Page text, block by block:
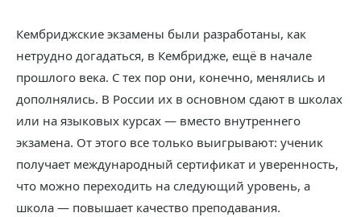
Кембриджские экзамены были разработаны, как
нетрудно догадаться, в Кембридже, ещё в начале
прошлого века. С тех пор они, конечно, менялись и
дополнялись. В России их в основном сдают в школах
или на языковых курсах — вместо внутреннего
экзамена. От этого все только выигрывают: ученик
получает международный сертификат и уверенность,
что можно переходить на следующий уровень, а
школа — повышает качество преподавания.